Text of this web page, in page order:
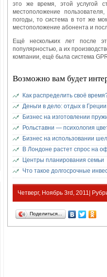
это же время, этой услугой
местоположение
погоды, то система в тот же
местоположение абонента и
Ещё нескольких лет после
популярностью, а их
компании, ещё была система
Возможно вам будет
Как распределить своё
Деньги в дело: отдых в Греции
Бизнес на изготовлении
Рольставни — психология
Бизнес на использовании
В Лондоне растет спрос на
Центры планирования семьи
Что такое долгосрочные
Четверг, Ноябрь 3rd, 2011|
Поделиться…